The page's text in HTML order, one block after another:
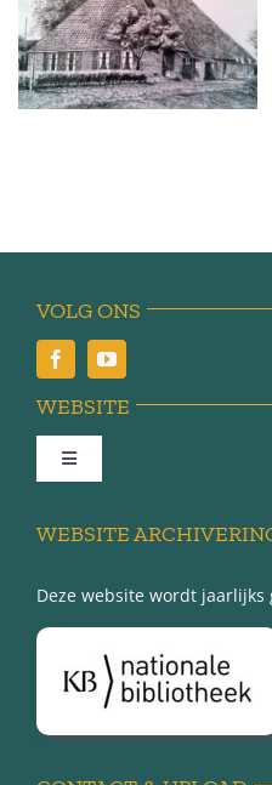
VOLG ONS
WEBSITE
Toggle
Over Minnertsga
Disclaimer
WEBSITE
Deze website wordt jaarlijks